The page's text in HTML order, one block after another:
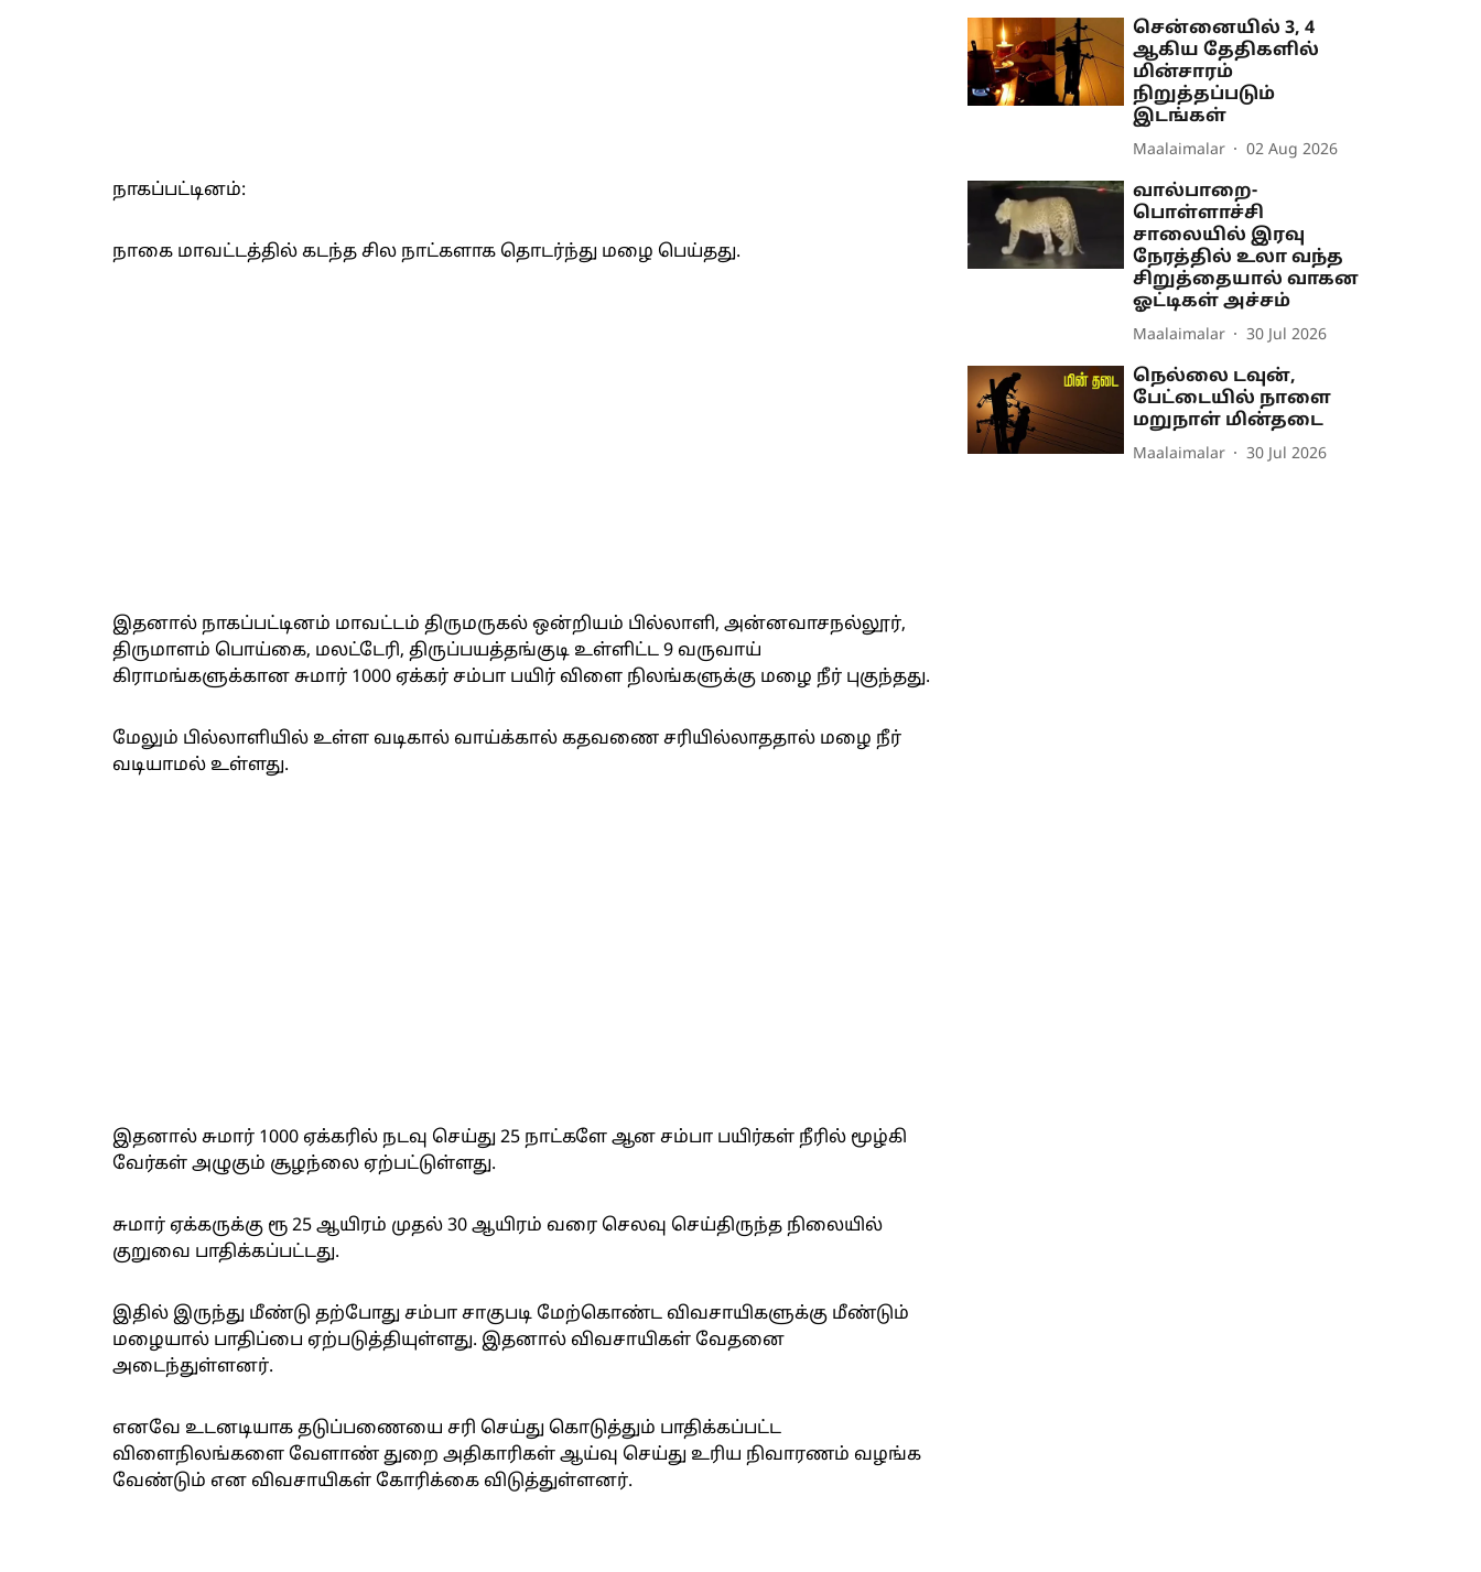
நாகப்பட்டினம்:
நாகை மாவட்டத்தில் கடந்த சில நாட்களாக தொடர்ந்து மழை பெய்தது.
இதனால் நாகப்பட்டினம் மாவட்டம் திருமருகல் ஒன்றியம் பில்லாளி, அன்னவாசநல்லூர்,
திருமாளம் பொய்கை, மலட்டேரி, திருப்பயத்தங்குடி உள்ளிட்ட 9 வருவாய்
கிராமங்களுக்கான சுமார் 1000 ஏக்கர் சம்பா பயிர் விளை நிலங்களுக்கு மழை நீர் புகுந்தது.
மேலும் பில்லாளியில் உள்ள வடிகால் வாய்க்கால் கதவணை சரியில்லாததால் மழை நீர்
வடியாமல் உள்ளது.
இதனால் சுமார் 1000 ஏக்கரில் நடவு செய்து 25 நாட்களே ஆன சம்பா பயிர்கள் நீரில் மூழ்கி
வேர்கள் அழுகும் சூழந்லை ஏற்பட்டுள்ளது.
சுமார் ஏக்கருக்கு ரூ 25 ஆயிரம் முதல் 30 ஆயிரம் வரை செலவு செய்திருந்த நிலையில்
குறுவை பாதிக்கப்பட்டது.
இதில் இருந்து மீண்டு தற்போது சம்பா சாகுபடி மேற்கொண்ட விவசாயிகளுக்கு மீண்டும்
மழையால் பாதிப்பை ஏற்படுத்தியுள்ளது. இதனால் விவசாயிகள் வேதனை
அடைந்துள்ளனர்.
எனவே உடனடியாக தடுப்பணையை சரி செய்து கொடுத்தும் பாதிக்கப்பட்ட
விளைநிலங்களை வேளாண் துறை அதிகாரிகள் ஆய்வு செய்து உரிய நிவாரணம் வழங்க
வேண்டும் என விவசாயிகள் கோரிக்கை விடுத்துள்ளனர்.
சென்னையில் 3, 4
ஆகிய தேதிகளில்
மின்சாரம்
நிறுத்தப்படும்
இடங்கள்
Maalaimalar 02 Aug 2026
வால்பாறை-
பொள்ளாச்சி
சாலையில் இரவு
நேரத்தில் உலா வந்த
சிறுத்தையால் வாகன
ஓட்டிகள் அச்சம்
Maalaimalar 30 Jul 2026
நெல்லை டவுன்,
பேட்டையில் நாளை
மறுநாள் மின்தடை
Maalaimalar 30 Jul 2026